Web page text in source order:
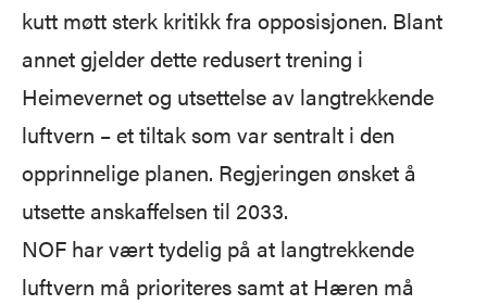
kutt møtt sterk kritikk fra opposisjonen. Blant
annet gjelder dette redusert trening i
Heimevernet og utsettelse av langtrekkende
luftvern – et tiltak som var sentralt i den
opprinnelige planen. Regjeringen ønsket å
utsette anskaffelsen til 2033.
NOF har vært tydelig på at langtrekkende
luftvern må prioriteres samt at Hæren må